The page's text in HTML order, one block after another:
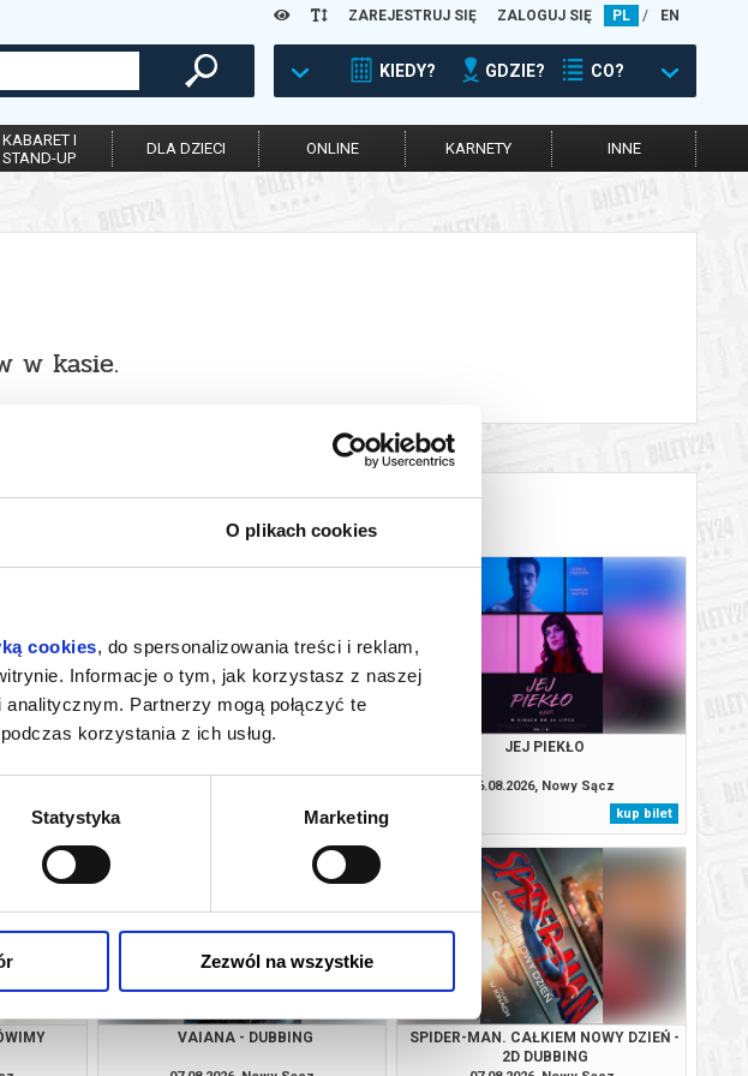
O plikach cookies
cookies, do spersonalizowania treści i reklam,
Informacje o tym, jak korzystasz z naszej
Partnerzy mogą połączyć te
korzystania z ich usług.
Statystyka Marketing
Zezwól na wszystkie
ZAREJESTRUJ SIĘ ZALOGUJ SIĘ PL / EN
KIEDY? GDZIE? CO?
KABARET I
STAND-UP
DLA DZIECI ONLINE KARNETY INNE
w kasie.
kup bilet
JAK BÓG DA - LEKTOR
kup bilet
JEJ PIEKŁO
06.08.2026, Nowy Sącz
kup bilet
VAIANA - DUBBING
SPIDER-MAN. CAŁKIEM NOWY DZIEŃ -
2D DUBBING